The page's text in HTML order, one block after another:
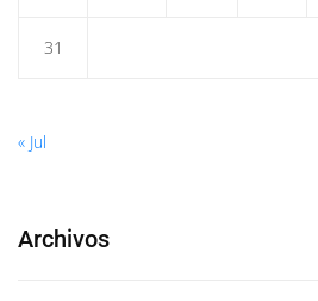
31
« Jul
Archivos